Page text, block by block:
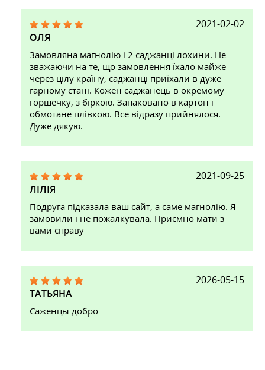
2021-02-02
ОЛЯ
Замовляна магнолію і 2 саджанці лохини. Не
зважаючи на те, що замовлення їхало майже
через цілу країну, саджанці приїхали в дуже
гарному стані. Кожен саджанець в окремому
горшечку, з біркою. Запаковано в картон і
обмотане плівкою. Все відразу прийнялося.
Дуже дякую.
2021-09-25
ЛІЛІЯ
Подруга підказала ваш сайт, а саме магнолію. Я
замовили і не пожалкувала. Приємно мати з
вами справу
2026-05-15
ТАТЬЯНА
Саженцы добро